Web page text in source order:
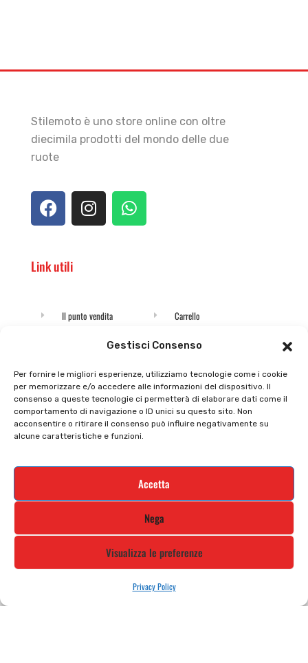
Gestisci Consenso
Per fornire le migliori esperienze, utilizziamo tecnologie come i cookie
per memorizzare e/o accedere alle informazioni del dispositivo. Il
consenso a queste tecnologie ci permetterà di elaborare dati come il
comportamento di navigazione o ID unici su questo sito. Non
acconsentire o ritirare il consenso può influire negativamente su
alcune caratteristiche e funzioni.
Accetta
Nega
Visualizza le preferenze
Privacy Policy
Stilemoto è uno store online con oltre
diecimila prodotti del mondo delle due
ruote
Link utili
Il punto vendita
Il mio account
Privacy policy
Cookie policy
Supporto e contatti
Carrello
checkout
Tutti prodotti
Termini e condizioni
Resi e rimborsi
Iscriviti alla nostra newsletter e rimani